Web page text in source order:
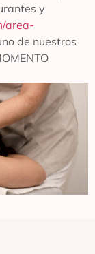
y
area-
de nuestros